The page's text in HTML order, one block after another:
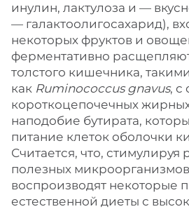
инулин, лактулоза и —
— галактоолигосахарид),
некоторых фруктов и
ферментативно
толстого кишечника, такими
как Ruminococcus gnavus, с
короткоцепочечных
наподобие бутирата,
питание клеток оболочки
Считается, что, стимулируя
полезных
воспроизводят некоторые
естественной диеты с